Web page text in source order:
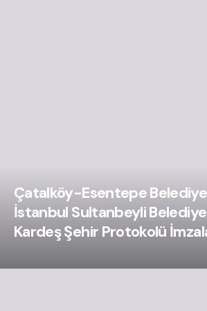
Çatalköy-Esentepe
İstanbul Sultanbeyli
Kardeş Şehir Protokolü